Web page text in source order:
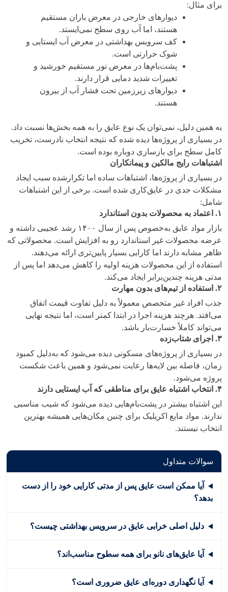
برای مثال:
دیوارهای خارجی در معرض باران مستقیم
هستند، اما آب روی سطح نمی‌ایستد.
کف سرویس بهداشتی در معرض آب ایستایی و
شوک حرارتی است.
پشت‌بام‌ها در معرض نور مستقیم خورشید و
تغییرات شدید دمایی قرار دارند.
دیوارهای زیرزمین تحت فشار آب از بیرون
هستند.
به همین دلیل، نمی‌توان یک نوع عایق را به همه بخش‌ها نسبت داد.
در بسیاری از پروژه‌ها دیده شده که نتیجه انتخاب نادرست، تخریب
کامل سطح برای بازسازی دوباره بوده است.
اشتباهات رایج مالکین و پیمانکاران
در بسیاری از پروژه‌ها، اشتباهات ساده اما تکرارشده سبب ایجاد
مشکلات جدی در عایق‌کاری شده است. برخی از این اشتباهات
شامل:
۱. اعتماد به محصولات بدون استاندارد
بازار مواد عایق به‌خصوص پس از سال ۱۴۰۰ رشد عجیبی داشته و
عرضه محصولات غیر استاندارد رو به افزایش است. محصولاتی که
ظاهر مشابه دارند اما کارایی بسیار پایین‌تری ارائه می‌دهند.
استفاده از این محصولات هزینه اولیه را کاهش می‌دهد اما پس از
مدتی هزینه چندین‌برابر ایجاد می‌کند.
۲. استفاده از تیم‌های بدون مهارت
جذب افراد غیر متخصص معمولاً به دلیل تفاوت قیمت اتفاق
می‌افتد. هرچند هزینه اجرا در ابتدا کمتر است، اما نتیجه نهایی
می‌تواند کاملاً خسارت‌بار باشد.
۳. اجرای شتاب‌زده
در بسیاری از پروژه‌های مسکونی دیده می‌شود که به‌دلیل کمبود
زمان، فاصله بین لایه‌ها رعایت نمی‌شود و همین باعث شکست
پروژه می‌شود.
۴. انتخاب اشتباه عایق برای مناطقی که آب ایستایی دارند
این اشتباه بیشتر در پشت‌بام‌هایی دیده می‌شود که شیب مناسبی
ندارند. مواد مایع اکریلیک برای چنین مکان‌هایی همیشه بهترین
انتخاب نیستند.
سوالات متداول
آیا ممکن است عایق پس از مدتی کارایی خود را از دست
بدهد؟
دلیل اصلی خرابی عایق در سرویس بهداشتی چیست؟
آیا عایق‌های نانو برای همه سطوح مناسب‌اند؟
آیا نگهداری دوره‌ای عایق ضروری است؟